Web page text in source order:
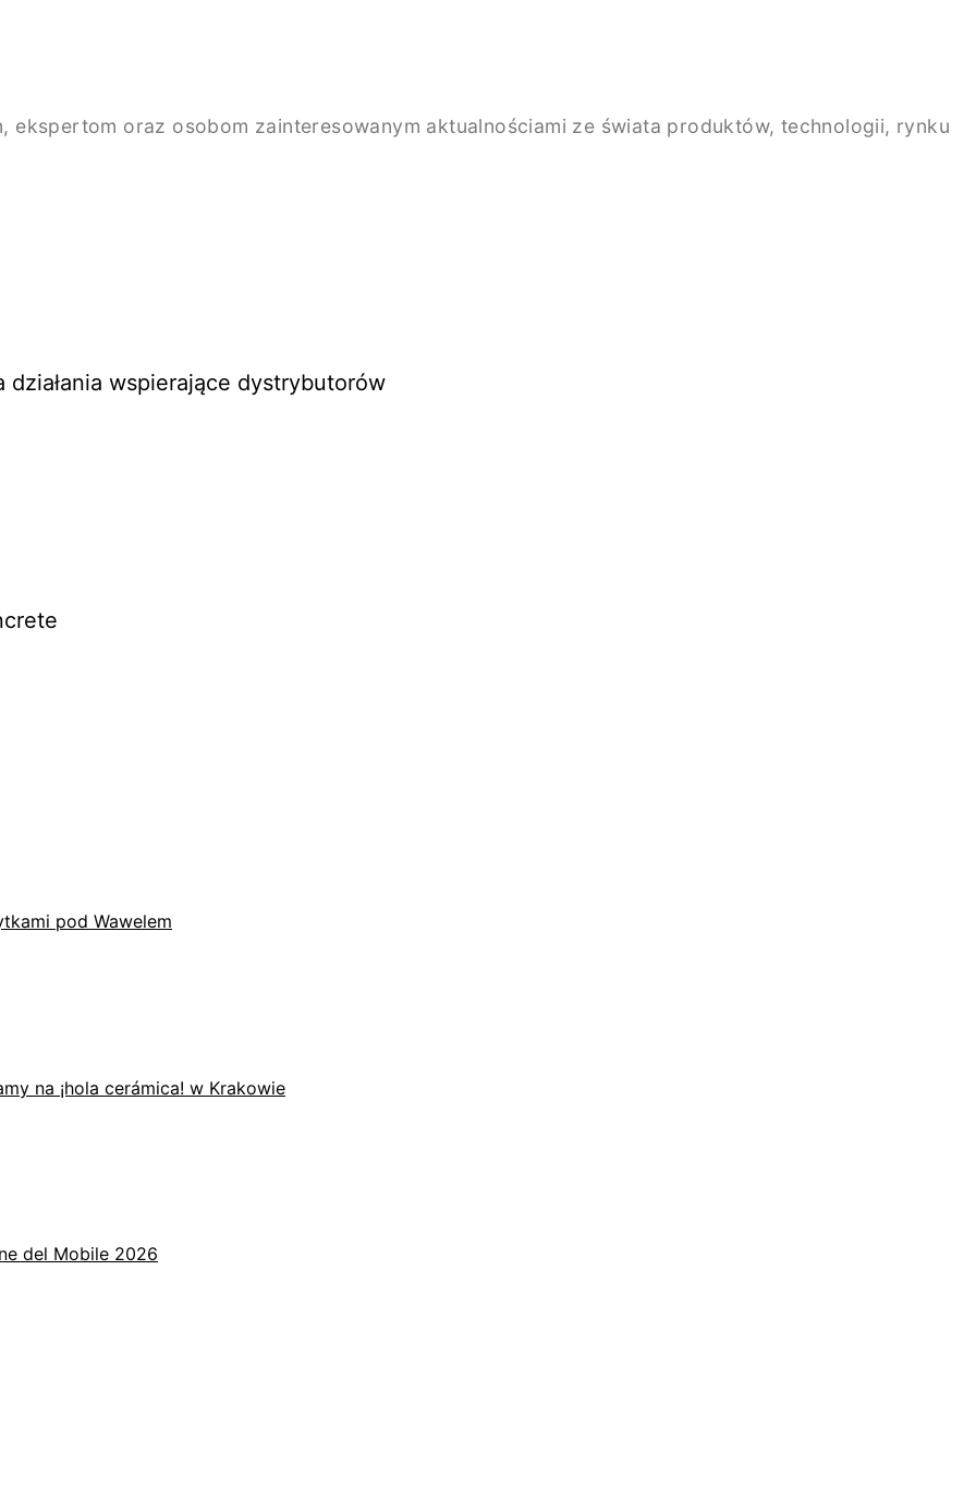
ekspertom oraz osobom zainteresowanym aktualnościami ze świata produktów, technologii, rynku
wspierające dystrybutorów
pod Wawelem
na ¡hola cerámica! w Krakowie
del Mobile 2026